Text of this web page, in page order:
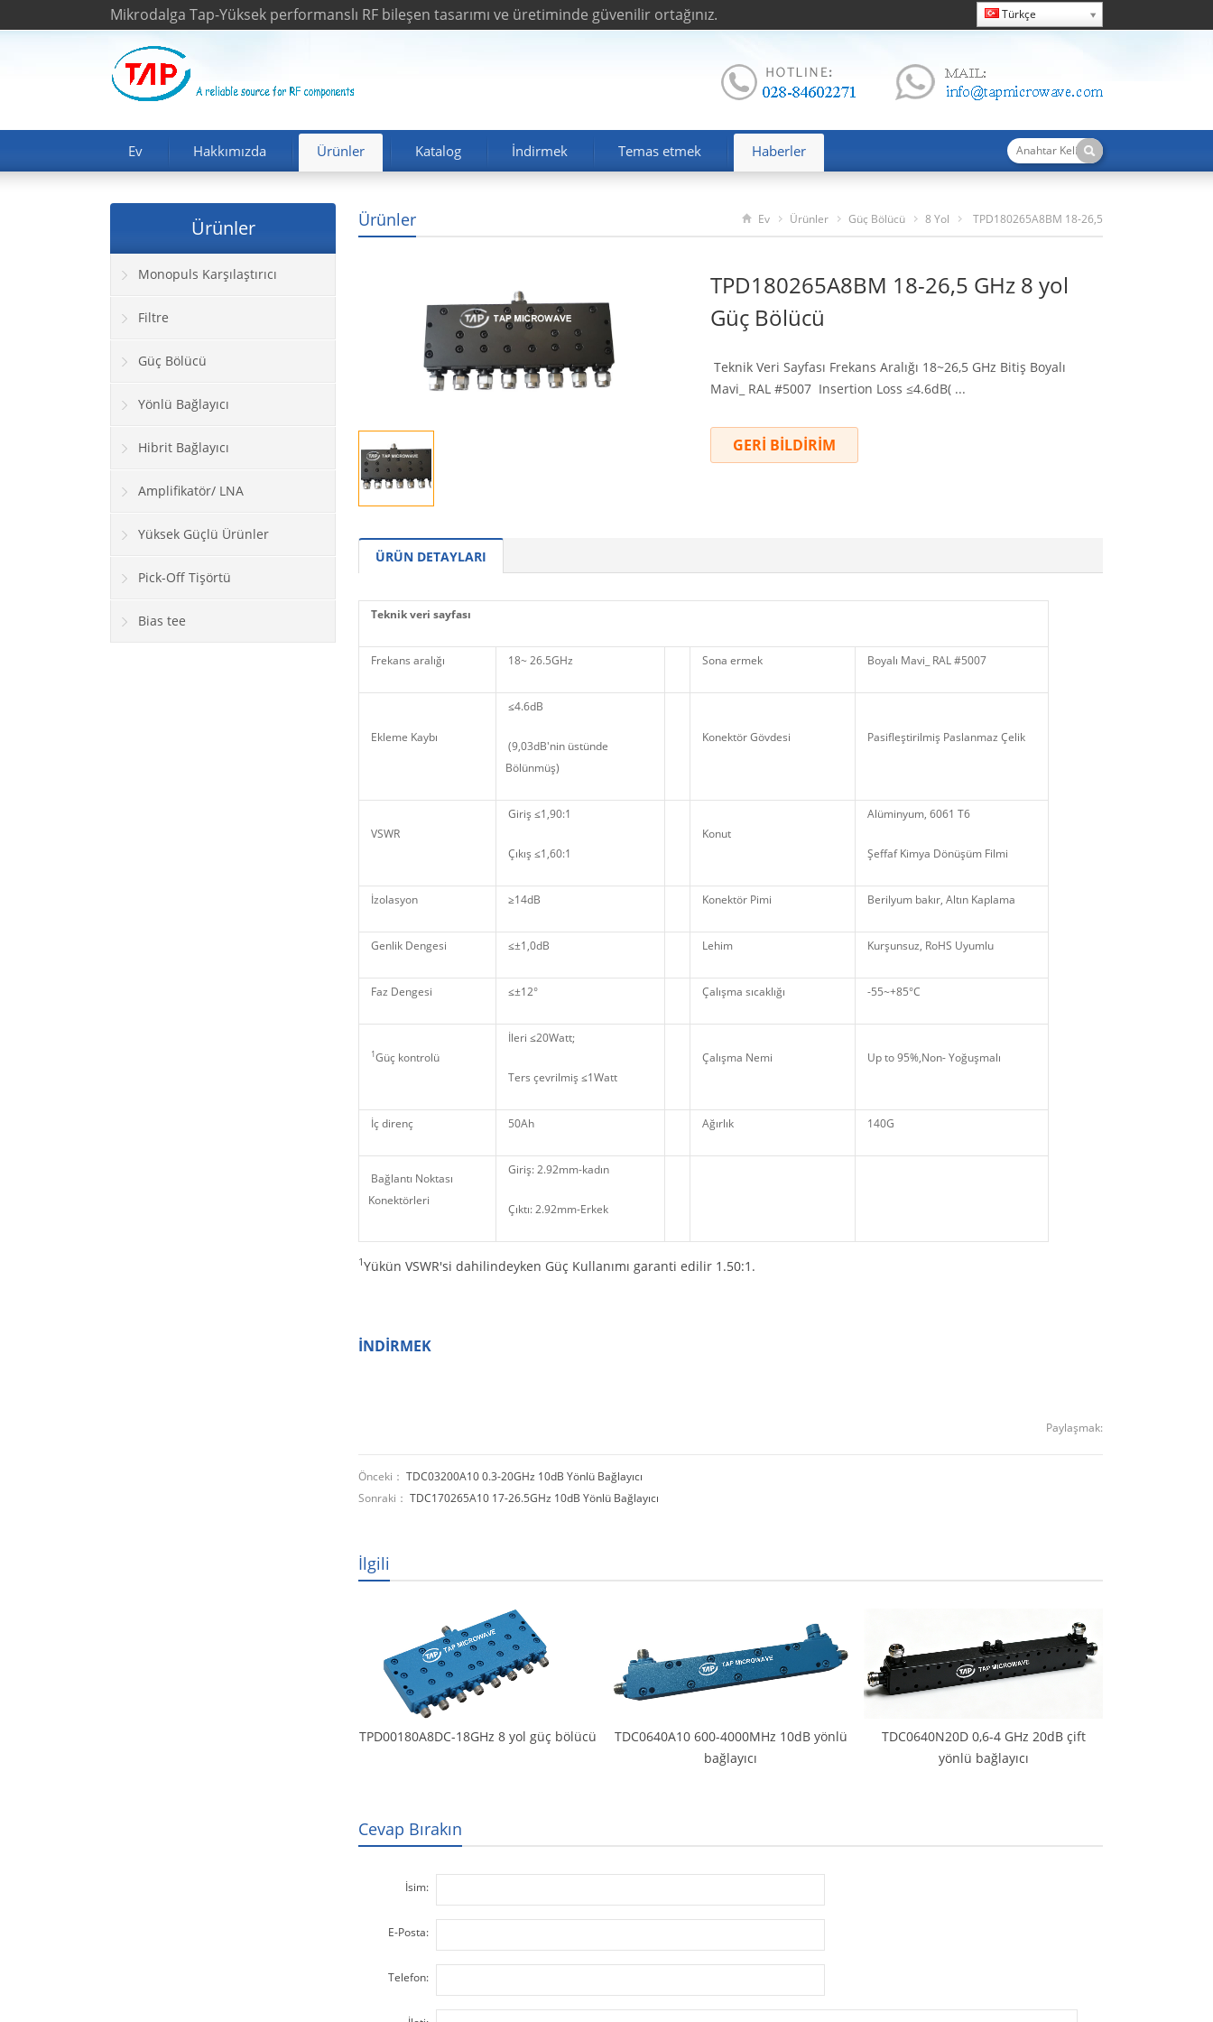
Mikrodalga Tap-Yüksek performanslı RF bileşen tasarımı ve üretiminde güvenilir ortağınız. Türkçe
Ev Hakkımızda Ürünler Katalog İndirmek Temas etmek Haberler
Ürünler Ev Ürünler Güç Bölücü 8 Yol TPD180265A8BM 18-26,5
TPD180265A8BM 18-26,5 GHz 8 yol
Güç Bölücü
Teknik Veri Sayfası Frekans Aralığı 18~26,5 GHz Bitiş Boyalı
Mavi_ RAL #5007 Insertion Loss ≤4.6dB( ...
GERİ BİLDİRİM
ÜRÜN DETAYLARI
Teknik veri sayfası
Frekans aralığı 18~ 26.5GHz Sona ermek Boyalı Mavi_ RAL #5007
Ekleme Kaybı
≤4.6dB
(9,03dB'nin üstünde
Bölünmüş)
Konektör Gövdesi Pasifleştirilmiş Paslanmaz Çelik
VSWR
Giriş ≤1,90:1
Çıkış ≤1,60:1
Konut
Alüminyum, 6061 T6
Şeffaf Kimya Dönüşüm Filmi
İzolasyon ≥14dB Konektör Pimi Berilyum bakır, Altın Kaplama
Genlik Dengesi ≤±1,0dB Lehim Kurşunsuz, RoHS Uyumlu
Faz Dengesi ≤±12° Çalışma sıcaklığı -55~+85°C
1Güç kontrolü
İleri ≤20Watt;
Ters çevrilmiş ≤1Watt
Çalışma Nemi Up to 95%,Non- Yoğuşmalı
İç direnç 50Ah Ağırlık 140G
Bağlantı Noktası
Konektörleri
Giriş: 2.92mm-kadın
Çıktı: 2.92mm-Erkek
1Yükün VSWR'si dahilindeyken Güç Kullanımı garanti edilir 1.50:1.
İNDİRMEK
Paylaşmak:
Önceki： TDC03200A10 0.3-20GHz 10dB Yönlü Bağlayıcı
Sonraki： TDC170265A10 17-26.5GHz 10dB Yönlü Bağlayıcı
İlgili
TPD00180A8DC-18GHz 8 yol güç bölücü
TDC0640A10 600-4000MHz 10dB yönlü
bağlayıcı
TDC0640N20D 0,6-4 GHz 20dB çift
yönlü bağlayıcı
Cevap Bırakın
İsim:
E-Posta:
Telefon:
Ürünler
Monopuls Karşılaştırıcı
Filtre
Güç Bölücü
Yönlü Bağlayıcı
Hibrit Bağlayıcı
Amplifikatör/ LNA
Yüksek Güçlü Ürünler
Pick-Off Tişörtü
Bias tee